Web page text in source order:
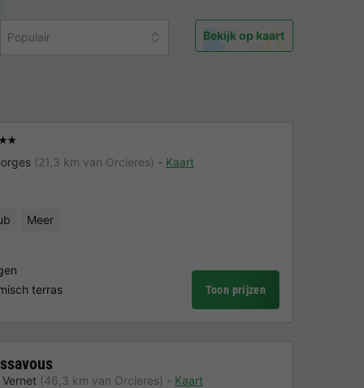
Populair Bekijk op kaart
(21,3 km van Orcieres)
Kaart
Meer
terras
Toon prijzen
Vernet (46,3 km van Orcieres) Kaart